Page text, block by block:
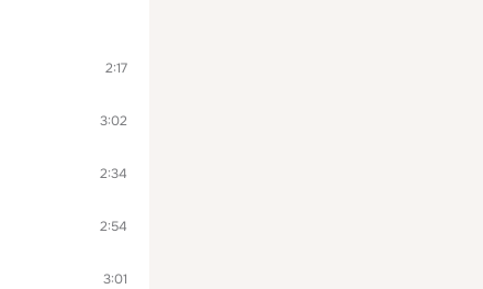
2:17
3:02
2:34
2:54
3:01